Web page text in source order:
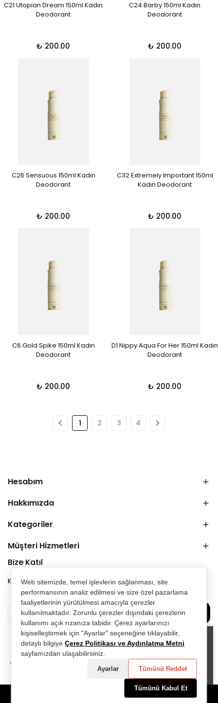
Web sitemizde, temel işlevlerin sağlanması, site
performansının analiz edilmesi ve size özel pazarlama
faaliyetlerinin yürütülmesi amacıyla çerezler
kullanılmaktadır. Zorunlu çerezler dışındaki çerezlerin
kullanımı açık rızanıza tabidir. Çerez ayarlarınızı
kişiselleştirmek için "Ayarlar" seçeneğine tıklayabilir,
detaylı bilgiyeÇerez Politikası ve Aydınlatma Metni
sayfamızdan ulaşabilirsiniz.
Ayarlar Tümünü Reddet
Tümünü Kabul Et
Alışveriş deneyiminizi iyileştirmek için
yasal düzenlemelere uygun çerezler
(cookies) kullanıyoruz. Detaylı bilgiye
Gizlilik ve Çerez Politikasısayfamızdan
C21 Utopian Dream 150ml Kadın
Deodorant
₺ 200.00
C24 Barby 150ml Kadın
Deodorant
₺ 200.00
C26 Sensuous 150ml Kadın
Deodorant
₺ 200.00
C32 Extremely İmportant 150ml
Kadın Deodorant
₺ 200.00
C6 Gold Spike 150ml Kadın
Deodorant
₺ 200.00
D1 Nippy Aqua For Her 150ml Kadın
Deodorant
₺ 200.00
1 2 3 4
Hesabım
Hakkımızda
Kategoriler
Müşteri Hizmetleri
Bize Katıl
Kampanya ve duyurulardan ilk senin haberin olsun.
Bize Katılın
©2025 Tüm Hakları Saklıdır - D&P Perfumum tarafından